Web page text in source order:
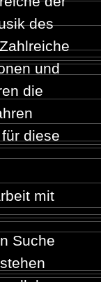
des
und
die
diese
mit
Suche